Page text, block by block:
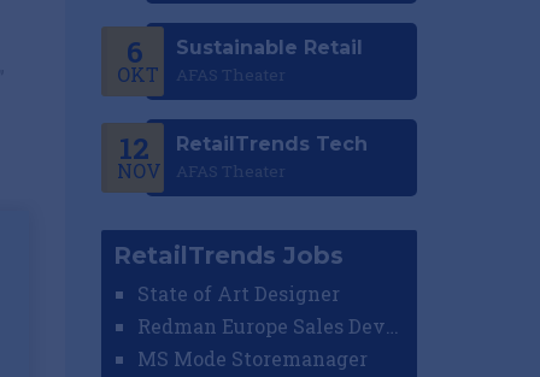
6
OKT
Sustainable Retail
AFAS Theater
12
NOV
RetailTrends Tech
AFAS Theater
RetailTrends Jobs
State of Art Designer
MS Mode Storemanager